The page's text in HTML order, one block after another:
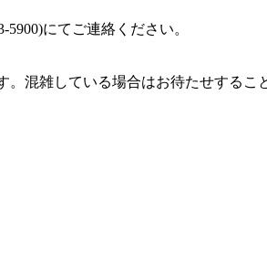
5900)にてご連絡ください。
。混雑している場合はお待たせする